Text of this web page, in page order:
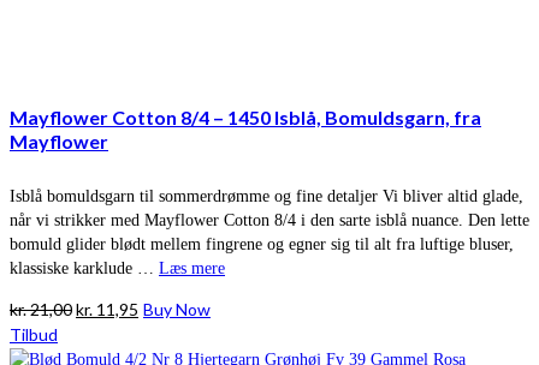
Mayflower Cotton 8/4 – 1450 Isblå, Bomuldsgarn, fra
Mayflower
Isblå bomuldsgarn til sommerdrømme og fine detaljer Vi bliver altid glade,
når vi strikker med Mayflower Cotton 8/4 i den sarte isblå nuance. Den lette
bomuld glider blødt mellem fingrene og egner sig til alt fra luftige bluser,
klassiske karklude … Læs mere
kr.21,00Den
pris
kr. 11,95 Den
pris
Buy Now
Tilbud